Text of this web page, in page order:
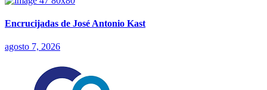
Encrucijadas de José Antonio Kast
agosto 7, 2026